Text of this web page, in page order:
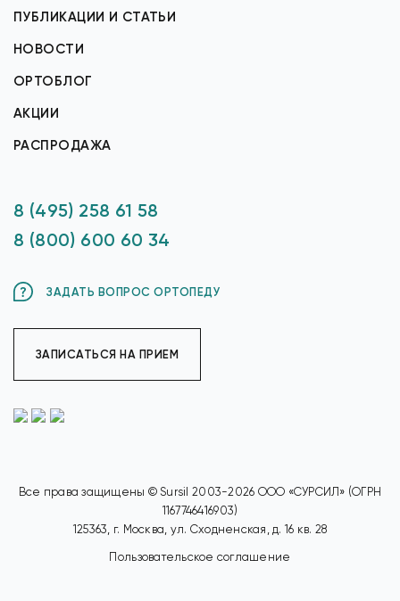
ПУБЛИКАЦИИ И СТАТЬИ
НОВОСТИ
ОРТОБЛОГ
АКЦИИ
РАСПРОДАЖА
8 (495) 258 61 58
8 (800) 600 60 34
ЗАДАТЬ ВОПРОС ОРТОПЕДУ
ЗАПИСАТЬСЯ НА ПРИЕМ
Все права защищены © Sursil 2003-2026 ООО «СУРСИЛ» (ОГРН
1167746416903)
125363, г. Москва, ул. Сходненская, д. 16 кв. 28
Пользовательское соглашение